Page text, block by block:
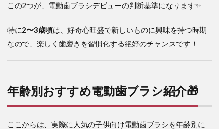
この2つが、電動歯ブラシデビューの判断基準になります✨
特に2〜3歳頃は、好奇心旺盛で新しいものに興味を持つ時期
なので、楽しく歯磨きを習慣化する絶好のチャンスです！
年齢別おすすめ電動歯ブラシ紹介🎁
ここからは、実際に人気の子供向け電動歯ブラシを年齢別に